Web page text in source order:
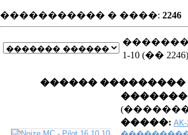
����������� � ����: 2246
1-10 (�� 2246)
������
�����: AK-